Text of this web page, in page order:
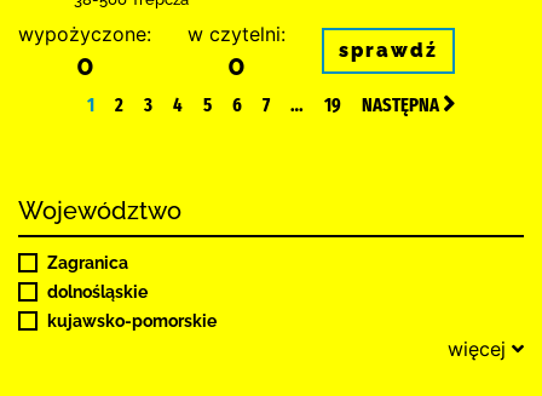
wypożyczone:
0
w czytelni:
0 sprawdź
1 2 3 4 5 6 7 … 19 NASTĘPNA
Województwo
Zagranica
dolnośląskie
kujawsko-pomorskie
więcej